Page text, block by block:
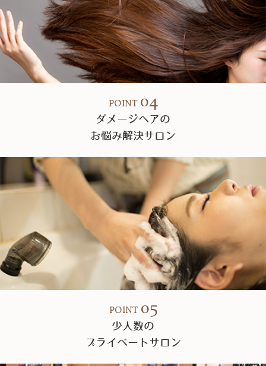
POINT 04
ダメージヘアの
お悩み解決サロン
POINT 05
少人数の
プライベートサロン